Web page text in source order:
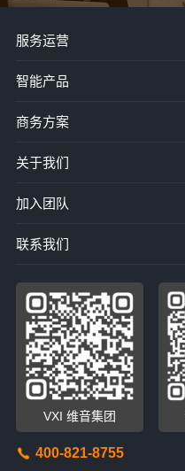
服务运营
智能产品
商务方案
关于我们
加入团队
联系我们
VXI 维音集团
400-821-8755